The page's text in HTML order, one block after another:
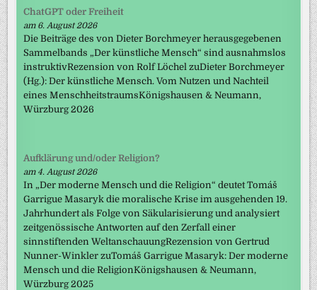
ChatGPT oder Freiheit
am 6. August 2026
Die Beiträge des von Dieter Borchmeyer herausgegebenen
Sammelbands „Der künstliche Mensch“ sind ausnahmslos
instruktivRezension von Rolf Löchel zuDieter Borchmeyer
(Hg.): Der künstliche Mensch. Vom Nutzen und Nachteil
eines MenschheitstraumsKönigshausen & Neumann,
Würzburg 2026
Aufklärung und/oder Religion?
am 4. August 2026
In „Der moderne Mensch und die Religion“ deutet Tomáš
Garrigue Masaryk die moralische Krise im ausgehenden 19.
Jahrhundert als Folge von Säkularisierung und analysiert
zeitgenössische Antworten auf den Zerfall einer
sinnstiftenden WeltanschauungRezension von Gertrud
Nunner-Winkler zuTomáš Garrigue Masaryk: Der moderne
Mensch und die ReligionKönigshausen & Neumann,
Würzburg 2025